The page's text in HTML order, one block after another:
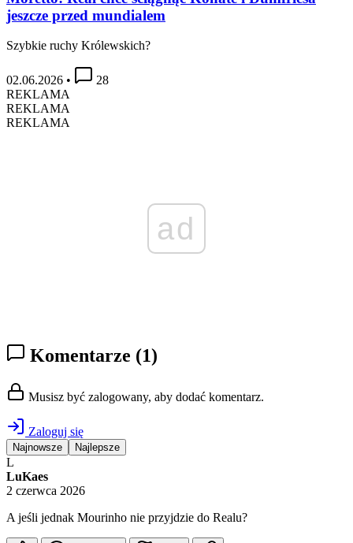
jeszcze przed mundialem
Szybkie ruchy Królewskich?
02.06.2026 •
28
REKLAMA
REKLAMA
REKLAMA
ad
Komentarze (1)
Musisz być zalogowany, aby dodać komentarz.
Zaloguj się
Najnowsze Najlepsze
L
LuKaes
2 czerwca 2026
A jeśli jednak Mourinho nie przyjdzie do Realu?